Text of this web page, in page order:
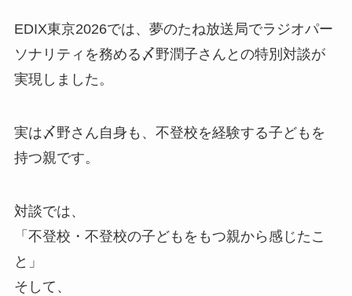
EDIX東京2026では、夢のたね放送局でラジオパー
ソナリティを務める〆野潤子さんとの特別対談が
実現しました。
実は〆野さん自身も、不登校を経験する子どもを
持つ親です。
対談では、
「不登校・不登校の子どもをもつ親から感じたこ
と」
そして、